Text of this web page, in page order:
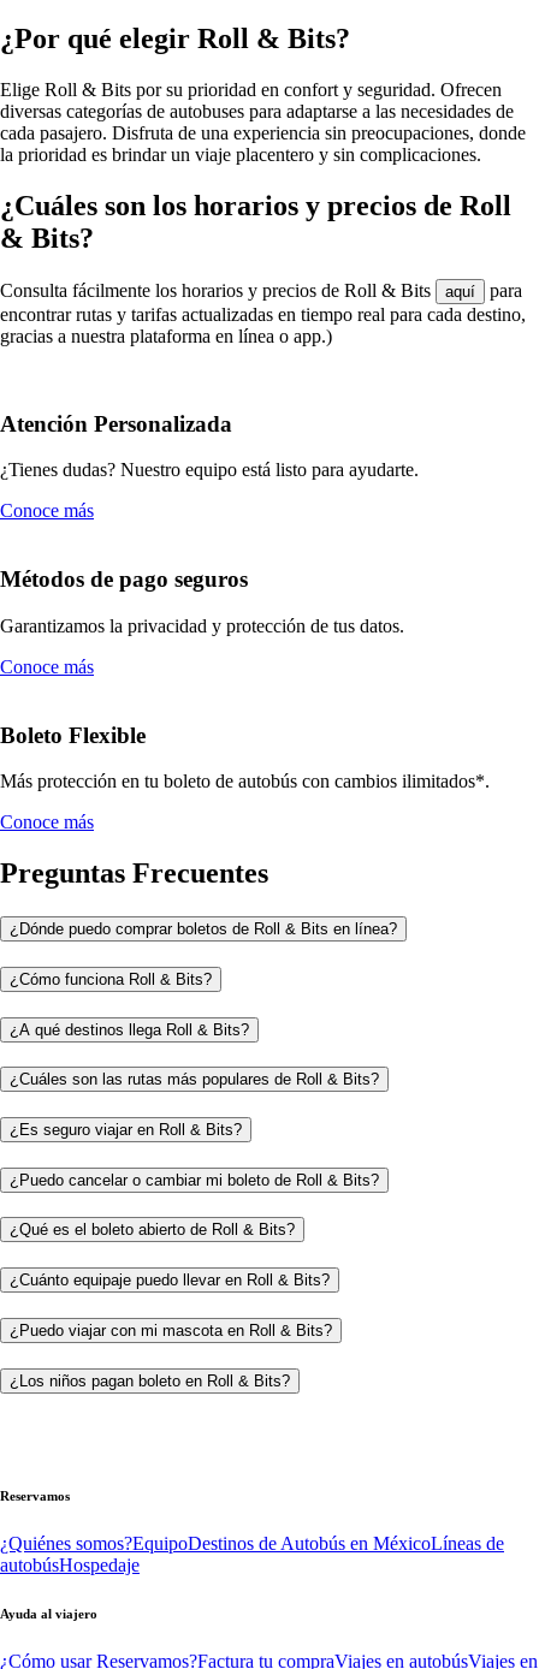
¿Por qué elegir Roll & Bits?
Elige Roll & Bits por su prioridad en confort y seguridad. Ofrecen
diversas categorías de autobuses para adaptarse a las necesidades de
cada pasajero. Disfruta de una experiencia sin preocupaciones, donde
la prioridad es brindar un viaje placentero y sin complicaciones.
¿Cuáles son los horarios y precios de Roll
& Bits?
Consulta fácilmente los horarios y precios de Roll & Bits aquí
para
encontrar rutas y tarifas actualizadas en tiempo real para cada destino,
gracias a nuestra plataforma en línea o app.)
Atención Personalizada
¿Tienes dudas? Nuestro equipo está listo para ayudarte.
Conoce más
Métodos de pago seguros
Garantizamos la privacidad y protección de tus datos.
Conoce más
Boleto Flexible
Más protección en tu boleto de autobús con cambios ilimitados*.
Conoce más
Preguntas Frecuentes
¿Dónde puedo comprar boletos de Roll & Bits en línea?
¿Cómo funciona Roll & Bits?
¿A qué destinos llega Roll & Bits?
¿Cuáles son las rutas más populares de Roll & Bits?
¿Es seguro viajar en Roll & Bits?
¿Puedo cancelar o cambiar mi boleto de Roll & Bits?
¿Qué es el boleto abierto de Roll & Bits?
¿Cuánto equipaje puedo llevar en Roll & Bits?
¿Puedo viajar con mi mascota en Roll & Bits?
¿Los niños pagan boleto en Roll & Bits?
Reservamos
¿Quiénes somos?EquipoDestinos de Autobús en MéxicoLíneas de
autobúsHospedaje
Ayuda al viajero
¿Cómo usar Reservamos?Factura tu compraViajes en autobúsViajes en